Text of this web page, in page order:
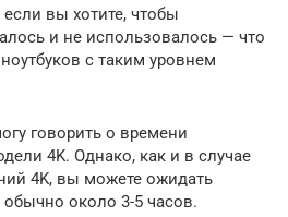
вы хотите, чтобы
и не использовалось — что
с таким уровнем
говорить о времени
4K. Однако, как и в случае
4K, вы можете ожидать
обычно около 3-5 часов.